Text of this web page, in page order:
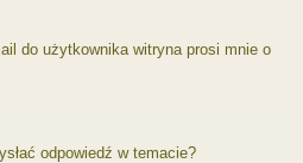
do użytkownika witryna prosi mnie o
odpowiedź w temacie?